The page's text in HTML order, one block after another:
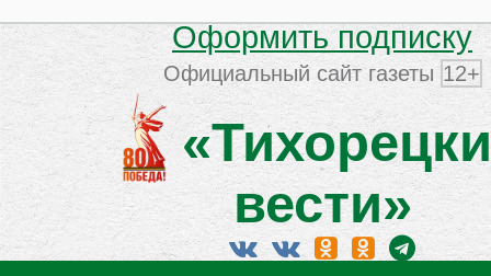
Оформить подписку
Официальный сайт газеты 12+
вести»